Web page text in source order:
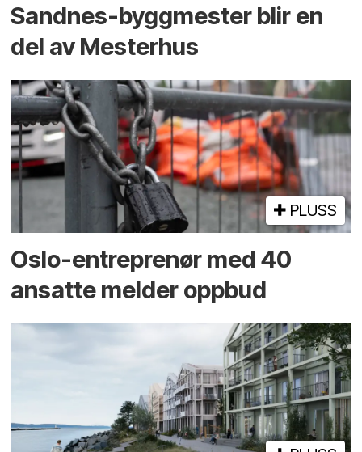
Sandnes-byggmester blir en
del av Mesterhus
PLUSS
Oslo-entreprenør med 40
ansatte melder oppbud